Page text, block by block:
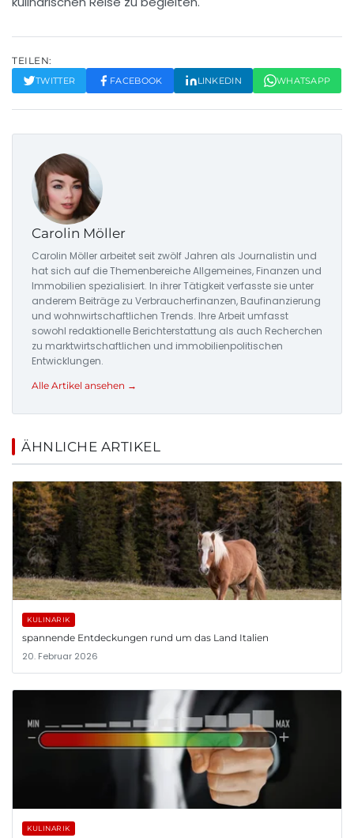
TEILEN:
TWITTER FACEBOOK LINKEDIN WHATSAPP
Carolin Möller
Carolin Möller arbeitet seit zwölf Jahren als Journalistin und
hat sich auf die Themenbereiche Allgemeines, Finanzen und
Immobilien spezialisiert. In ihrer Tätigkeit verfasste sie unter
anderem Beiträge zu Verbraucherfinanzen, Baufinanzierung
und wohnwirtschaftlichen Trends. Ihre Arbeit umfasst
sowohl redaktionelle Berichterstattung als auch Recherchen
zu marktwirtschaftlichen und immobilienpolitischen
Entwicklungen.
Alle Artikel ansehen →
ÄHNLICHE ARTIKEL
KULINARIK
spannende Entdeckungen rund um das Land Italien
20. Februar 2026
KULINARIK